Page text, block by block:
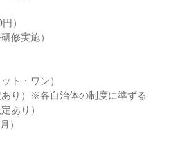
）
修実施）
ト・ワン）
り）※各自治体の制度に準ずる
あり）
）